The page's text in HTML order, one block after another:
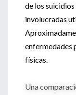
de los suicidios
involucradas
enfermedades
físicas.
Una